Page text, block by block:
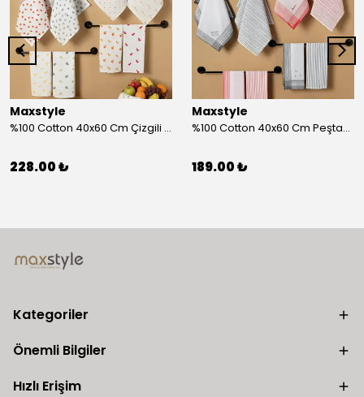
Maxstyle
%100 Cotton 40x60 Cm Çizgili Peştemal Kurulama Bezi 2 Li Set
228.00 ₺
Maxstyle
%100 Cotton 40x60 Cm Peştamal Kurulama Bezi 4 Lü Set
189.00 ₺
Kategoriler
Önemli Bilgiler
Hızlı Erişim